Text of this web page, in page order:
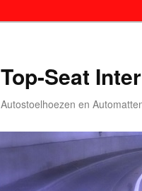
Top-Seat
Autostoelhoezen en